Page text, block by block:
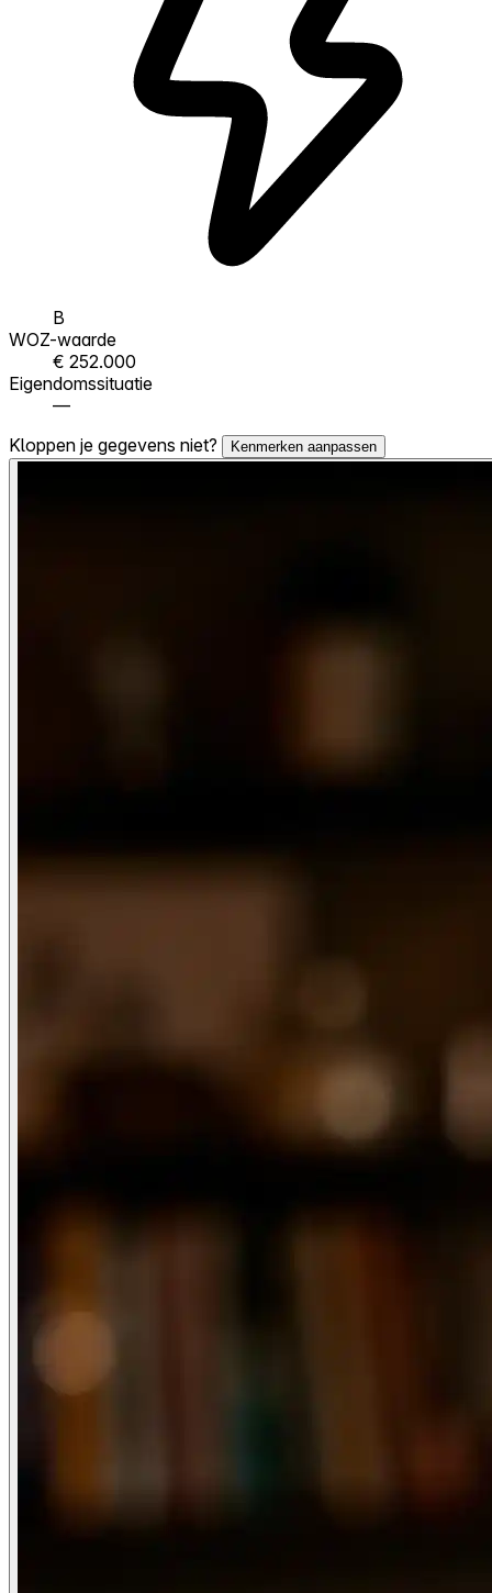
B
WOZ-waarde
€ 252.000
Eigendomssituatie
—
Kloppen je gegevens niet?
Kenmerken aanpassen